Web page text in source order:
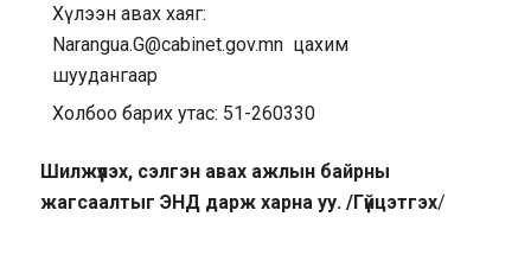
Хүлээн авах хаяг:
Narangua.G@cabinet.gov.mn цахим
шуудангаар
Холбоо барих утас: 51-260330
Шилжүүлэх, сэлгэн авах ажлын байрны
жагсаалтыг ЭНДдарж харна уу. /Гүйцэтгэх/